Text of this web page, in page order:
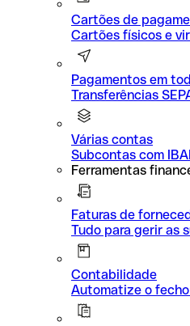
Cartões de
Cartões físicos e
Pagamentos em
Transferências
Várias contas
Subcontas com
Ferramentas
Faturas de
Tudo para gerir as
Contabilidade
Automatize o